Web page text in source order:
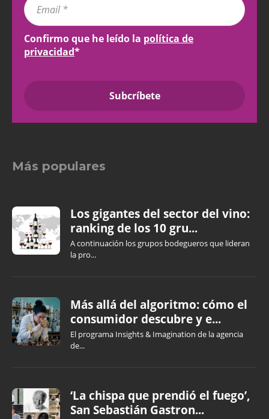
Confirmo que he leído la política de
privacidad*
Más populares
Los gigantes del sector del vino:
ranking de los 10 gru...
A continuación los grupos bodegueros que lideran
la pro...
Más allá del algoritmo: cómo el
consumidor descubre y e...
El programa Insights & Imagination de la agencia
de...
‘La chispa que prendió el fuego’,
San Sebastián Gastron...